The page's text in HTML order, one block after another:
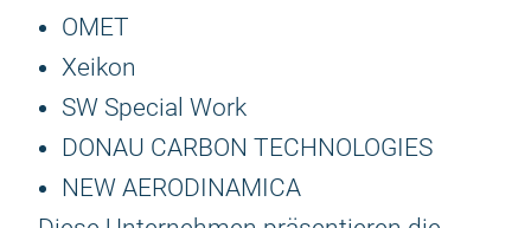
OMET
Xeikon
SW Special Work
DONAU CARBON TECHNOLOGIES
NEW AERODINAMICA